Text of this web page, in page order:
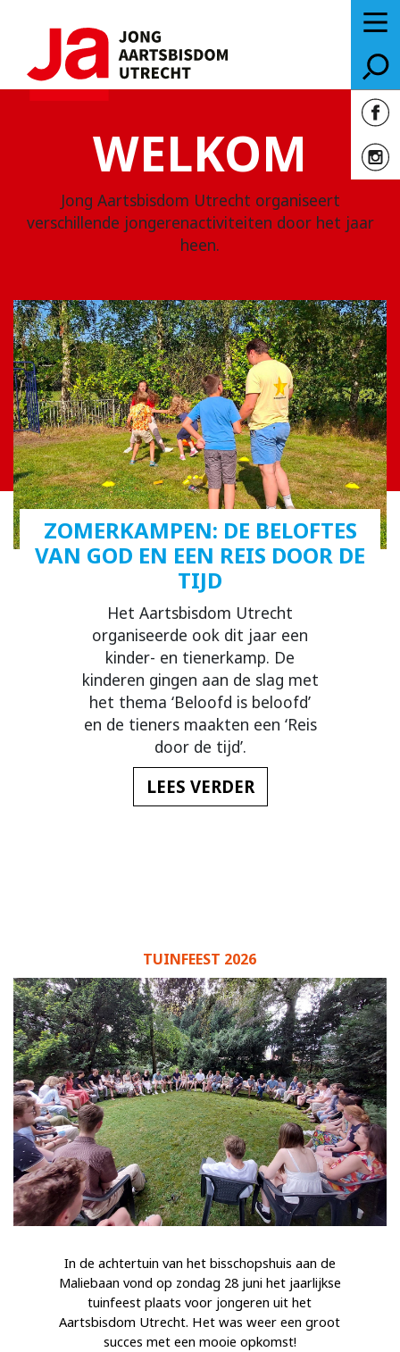
WELKOM
Jong Aartsbisdom Utrecht organiseert
verschillende jongerenactiviteiten door het jaar
heen.
ZOMERKAMPEN: DE BELOFTES
VAN GOD EN EEN REIS DOOR DE
TIJD
Het Aartsbisdom Utrecht
organiseerde ook dit jaar een
kinder- en tienerkamp. De
kinderen gingen aan de slag met
het thema ‘Beloofd is beloofd’
en de tieners maakten een ‘Reis
door de tijd’.
LEES VERDER
TUINFEEST 2026
In de achtertuin van het bisschopshuis aan de
Maliebaan vond op zondag 28 juni het jaarlijkse
tuinfeest plaats voor jongeren uit het
Aartsbisdom Utrecht. Het was weer een groot
succes met een mooie opkomst!